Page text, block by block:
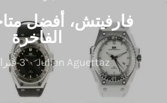
فارفيتش، أفضل
الفاخرة
Julien Aguettaz 3 فبراير 2026